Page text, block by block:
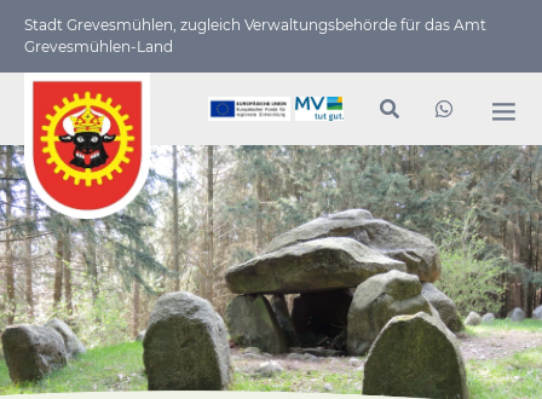
Stadt Grevesmühlen, zugleich Verwaltungs­behörde für das Amt
Grevesmühlen-Land